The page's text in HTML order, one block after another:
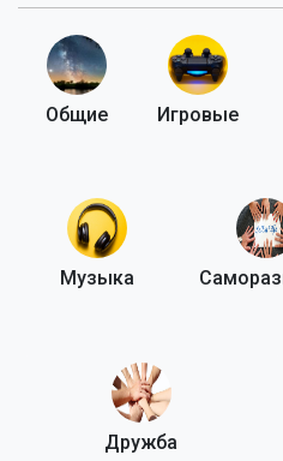
Общие Игровые
Музыка
Дружба